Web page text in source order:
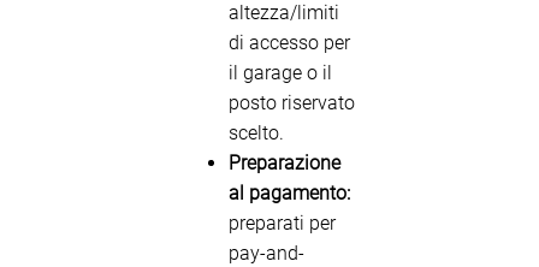
altezza/limiti
di accesso per
il garage o il
posto riservato
scelto.
Preparazione
al pagamento:
preparati per
pay-and-